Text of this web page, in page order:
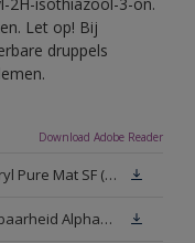
Let op! Bij
druppels
Download Adobe Reader
Technisch Informatieblad Alphacryl Pure Mat SF (New Livery) (PDF)
Technical Report decontamineerbaarheid Alphacryl Pure Mat SF